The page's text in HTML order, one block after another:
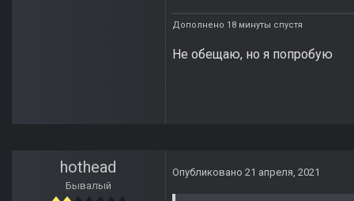
Дополнено 18 минуты спустя
Не обещаю, но я попробую
hothead
Бывалый
Опубликовано 21 апреля, 2021